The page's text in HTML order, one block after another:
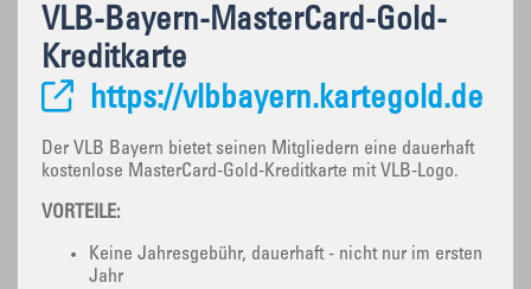
VLB-Bayern-MasterCard-Gold-
Kreditkarte
https://vlbbayern.kartegold.de
Der VLB Bayern bietet seinen Mitgliedern eine dauerhaft
kostenlose MasterCard-Gold-Kreditkarte mit VLB-Logo.
VORTEILE:
Keine Jahresgebühr, dauerhaft - nicht nur im ersten
Jahr